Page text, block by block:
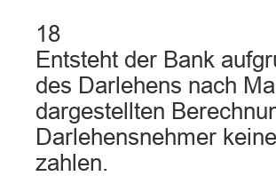
18
Entsteht der Bank
des Darlehens nach
dargestellten
Darlehensnehmer
zahlen.